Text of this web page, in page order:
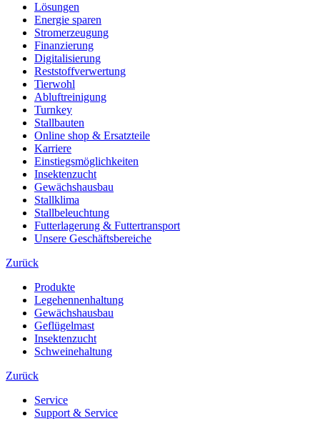
Lösungen
Energie sparen
Stromerzeugung
Finanzierung
Digitalisierung
Reststoffverwertung
Tierwohl
Abluftreinigung
Turnkey
Stallbauten
Online shop & Ersatzteile
Karriere
Einstiegsmöglichkeiten
Insektenzucht
Gewächshausbau
Stallklima
Stallbeleuchtung
Futterlagerung & Futtertransport
Unsere Geschäftsbereiche
Zurück
Produkte
Legehennenhaltung
Gewächshausbau
Geflügelmast
Insektenzucht
Schweinehaltung
Zurück
Service
Support & Service